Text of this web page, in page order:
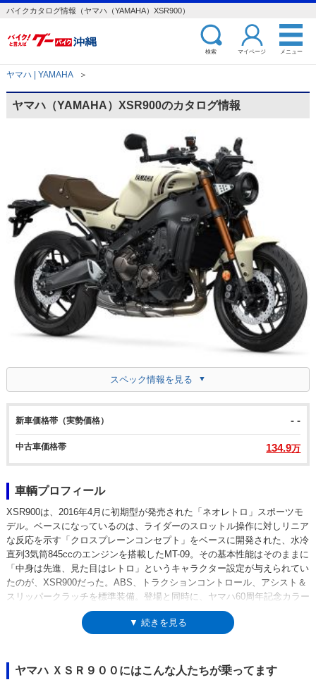
バイクカタログ情報（ヤマハ（YAMAHA）XSR900）
検索 マイページ メニュー
ヤマハ | YAMAHA ＞
ヤマハ（YAMAHA）XSR900のカタログ情報
スペック情報を見る
新車価格帯（実勢価格） - -
中古車価格帯 134.9万
車輌プロフィール
XSR900は、2016年4月に初期型が発売された「ネオレトロ」スポーツモ
デル。ベースになっているのは、ライダーのスロットル操作に対しリニア
な反応を示す「クロスプレーンコンセプト」をベースに開発された、水冷
直列3気筒845ccのエンジンを搭載したMT-09。その基本性能はそのままに
「中身は先進、見た目はレトロ」というキャラクター設定が与えられてい
たのが、XSR900だった。ABS、トラクションコントロール、アシスト＆
スリッパークラッチを標準装備。登場と同時に、ヤマハ60周年記念カラー
も設定された。2018年モデルでは、平成28年排出ガス規制に適合し、型
式が変更されるとともに、エンジン出力が向上（+6ps）し、燃費も良く
ーデザインを変更した。ベースモデルのMT-09が2021年モデルでフルモデ
ルチェンジを受けると（2020年11月発表）、XSR900も2021年11月に新
▼ 続きを見る
ヤマハ ＸＳＲ９００にはこんな人たちが乗ってます